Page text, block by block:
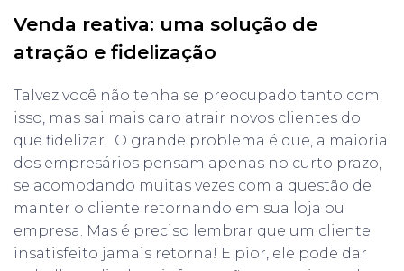
Venda reativa: uma solução de
atração e fidelização
Talvez você não tenha se preocupado tanto com
isso, mas sai mais caro atrair novos clientes do
que fidelizar. O grande problema é que, a maioria
dos empresários pensam apenas no curto prazo,
se acomodando muitas vezes com a questão de
manter o cliente retornando em sua loja ou
empresa. Mas é preciso lembrar que um cliente
insatisfeito jamais retorna! E pior, ele pode dar